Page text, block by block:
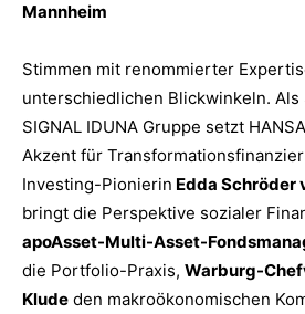
Mannheim
Stimmen mit renommierter
unterschiedlichen Blickwinkeln. Als
SIGNAL IDUNA Gruppe setzt
Akzent für
Investing-Pionierin Edda Schröder
bringt die Perspektive sozialer
apoAsset-Multi-Asset-
die Portfolio-Praxis, Warburg-
Klude den makroökonomischen